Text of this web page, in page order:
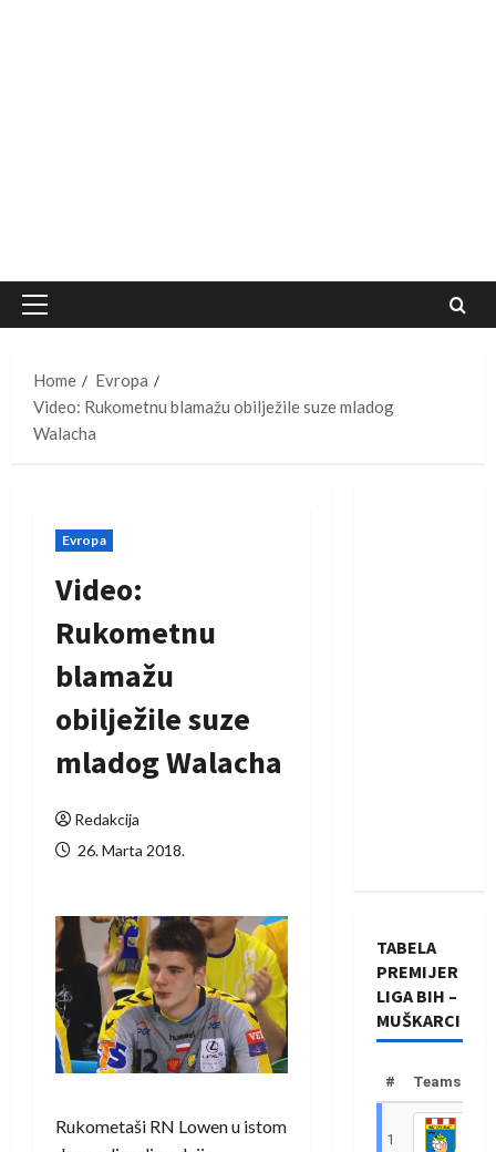
Primary
Home
Evropa
Video: Rukometnu blamažu obilježile suze mladog
Walacha
Evropa
Video:
Rukometnu
blamažu
obilježile suze
mladog Walacha
Redakcija
26. Marta 2018.
Rukometaši RN Lowen u istom
TABELA
PREMIJER
LIGA BIH –
MUŠKARCI
# Teams
1